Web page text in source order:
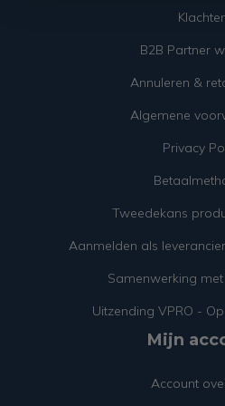
B2B Partner
Annuleren &
Algemene
Privacy
Tweedekans
Aanmelden als
Samenwerking
Uitzending VPRO -
Mijn
Account